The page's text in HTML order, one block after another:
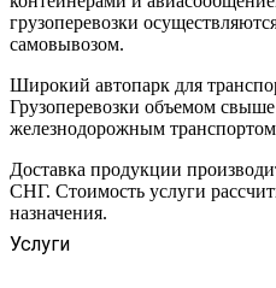
грузоперевозки
самовывозом.
Широкий автопарк для
Грузоперевозки объемом
железнодорожным
Доставка продукции
СНГ. Стоимость услуги
назначения.
Услуги